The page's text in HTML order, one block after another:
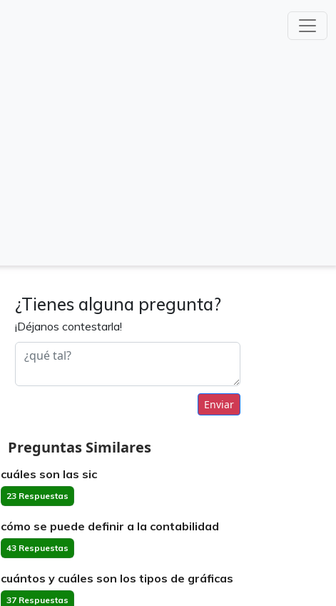
¿Tienes alguna pregunta?
¡Déjanos contestarla!
Enviar
Preguntas Similares
cuáles son las sic
23 Respuestas
cómo se puede definir a la contabilidad
43 Respuestas
cuántos y cuáles son los tipos de gráficas
37 Respuestas